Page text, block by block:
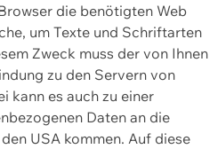
die benötigten Web
um Texte und Schriftarten
Zweck muss der von Ihnen
zu den Servern von
kann es auch zu einer
Daten an die
USA kommen. Auf diese